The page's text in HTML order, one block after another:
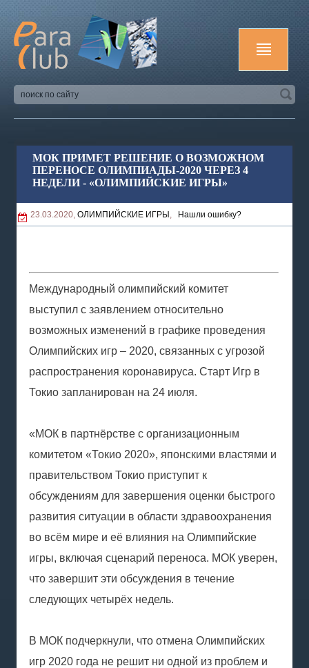
МОК ПРИМЕТ РЕШЕНИЕ О ВОЗМОЖНОМ
ПЕРЕНОСЕ ОЛИМПИАДЫ-2020 ЧЕРЕЗ 4
НЕДЕЛИ - «ОЛИМПИЙСКИЕ ИГРЫ»
23.03.2020, ОЛИМПИЙСКИЕ ИГРЫ , Нашли ошибку?
Международный олимпийский комитет
выступил с заявлением относительно
возможных изменений в графике проведения
Олимпийских игр – 2020, связанных с угрозой
распространения коронавируса. Старт Игр в
Токио запланирован на 24 июля.
«МОК в партнёрстве с организационным
комитетом «Токио 2020», японскими властями и
правительством Токио приступит к
обсуждениям для завершения оценки быстрого
развития ситуации в области здравоохранения
во всём мире и её влияния на Олимпийские
игры, включая сценарий переноса. МОК уверен,
что завершит эти обсуждения в течение
следующих четырёх недель.
В МОК подчеркнули, что отмена Олимпийских
игр 2020 года не решит ни одной из проблем и